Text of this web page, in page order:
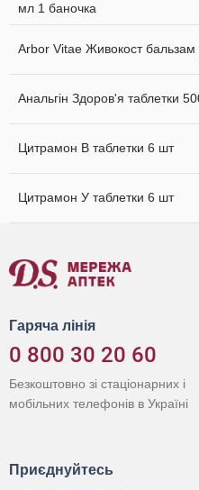
мл 1 баночка
Arbor Vitae Живокост бальзам
Анальгін Здоров'я таблетки
Цитрамон В таблетки 6 шт
Цитрамон У таблетки 6 шт
Гаряча лінія
0 800 30 20 60
Безкоштовно зі стаціонарних і
мобільних телефонів в Україні
Приєднуйтесь